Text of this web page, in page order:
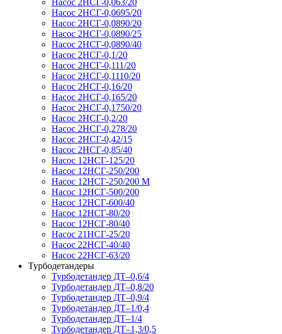
Насос 2НСГ-0,0695/20
Насос 2НСГ-0,0890/20
Насос 2НСГ-0,0890/25
Насос 2НСГ-0,0890/40
Насос 2НСГ-0,1/20
Насос 2НСГ-0,111/20
Насос 2НСГ-0,1110/20
Насос 2НСГ-0,16/20
Насос 2НСГ-0,165/20
Насос 2НСГ-0,1750/20
Насос 2НСГ-0,2/20
Насос 2НСГ-0,278/20
Насос 2НСГ-0,42/15
Насос 2НСГ-0,85/40
Насос 12НСГ-125/20
Насос 12НСГ-250/200
Насос 12НСГ-250/200 М
Насос 12НСГ-500/200
Насос 12НСГ-600/40
Насос 12НСГ-80/20
Насос 12НСГ-80/40
Насос 21НСГ-25/20
Насос 22НСГ-40/40
Насос 22НСГ-63/20
Турбодетандеры
Турбодетандер ДТ–0,6/4
Турбодетандер ДТ–0,8/20
Турбодетандер ДТ–0,9/4
Турбодетандер ДТ–1/0,4
Турбодетандер ДТ–1/4
Турбодетандер ДТ–1,3/0,5